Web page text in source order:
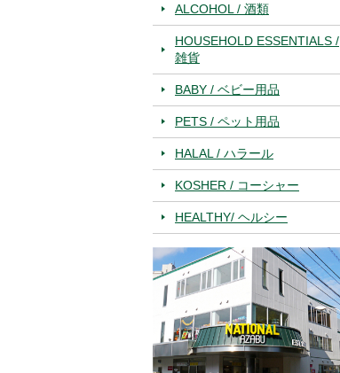
ALCOHOL / 酒類
HOUSEHOLD ESSENTIALS /
雑貨
BABY / ベビー用品
PETS / ペット用品
HALAL / ハラール
KOSHER / コーシャー
HEALTHY/ ヘルシー